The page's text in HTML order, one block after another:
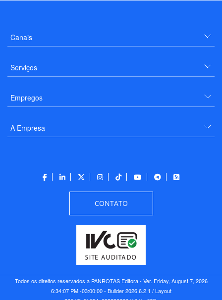
Canais
Serviços
Empregos
A Empresa
CONTATO
Todos os direitos reservados a PANROTAS Editora - Ver. Friday, August 7, 2026
6:34:07 PM -03:00:00 - Builder 2026.6.2.1 / Layout